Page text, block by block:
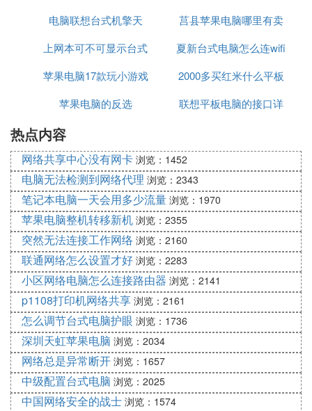
口，(为了表示感谢，发了个两百的红包给他）拿了
回来，现在正看着电视剧……
板电脑
充不进去
电脑联想台式机擎天
莒县苹果电脑哪里有卖
的
上网本可不可显示台式
机电脑内容
夏新台式电脑怎么连wifi
苹果电脑17款玩小游戏
可以吗
2000多买红米什么平板
电脑
苹果电脑的反选
联想平板电脑的接口详
热点内容
网络共享中心没有网卡 浏览：1452
电脑无法检测到网络代理 浏览：2343
笔记本电脑一天会用多少流量 浏览：1970
苹果电脑整机转移新机 浏览：2355
突然无法连接工作网络 浏览：2160
联通网络怎么设置才好 浏览：2283
小区网络电脑怎么连接路由器 浏览：2141
p1108打印机网络共享 浏览：2161
怎么调节台式电脑护眼 浏览：1736
深圳天虹苹果电脑 浏览：2034
网络总是异常断开 浏览：1657
中级配置台式电脑 浏览：2025
中国网络安全的战士 浏览：1574